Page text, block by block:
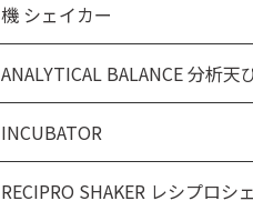
機 シェイカー
ANALYTICAL BALANCE 分析
INCUBATOR
RECIPRO SHAKER レシプロ